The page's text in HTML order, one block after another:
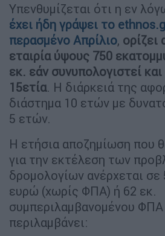
Υπενθυμίζεται ότι η εν
έχει ήδη γράψει το
περασμένο Απρίλιο,
εταιρία ύψους 750
εκ. εάν συνυπολογιστεί
15ετία. Η διάρκειά της
διάστημα 10 ετών με
5 ετών.
Η ετήσια αποζημίωση που
για την εκτέλεση των
δρομολογίων ανέρχεται σε
ευρώ (χωρίς ΦΠΑ) ή 62 εκ.
συμπεριλαμβανομένου ΦΠΑ
περιλαμβάνει: